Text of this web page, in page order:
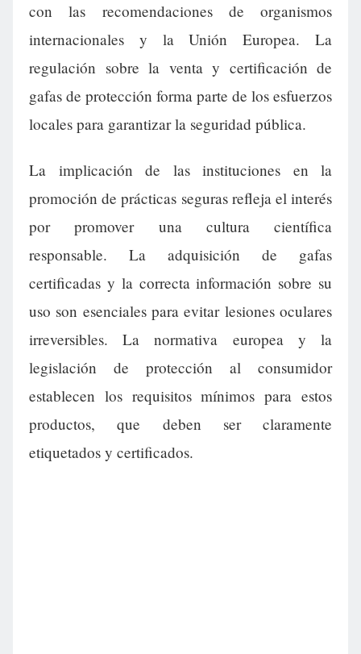
con las recomendaciones de organismos
internacionales y la Unión Europea. La
regulación sobre la venta y certificación de
gafas de protección forma parte de los esfuerzos
locales para garantizar la seguridad pública.
La implicación de las instituciones en la
promoción de prácticas seguras refleja el interés
por promover una cultura científica
responsable. La adquisición de gafas
certificadas y la correcta información sobre su
uso son esenciales para evitar lesiones oculares
irreversibles. La normativa europea y la
legislación de protección al consumidor
establecen los requisitos mínimos para estos
productos, que deben ser claramente
etiquetados y certificados.